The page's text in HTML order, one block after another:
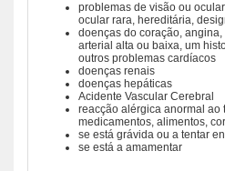
problemas de visão ou
ocular rara, hereditária,
doenças do coração,
arterial alta ou baixa, um
outros problemas cardíacos
doenças renais
doenças hepáticas
Acidente Vascular Cerebral
reacção alérgica anormal ao
medicamentos, alimentos,
se está grávida ou a tentar
se está a amamentar